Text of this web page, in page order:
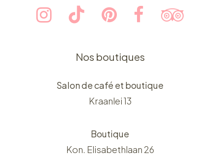
Nos boutiques
Salon de café et boutique
Kraanlei 13
Boutique
Kon. Elisabethlaan 26